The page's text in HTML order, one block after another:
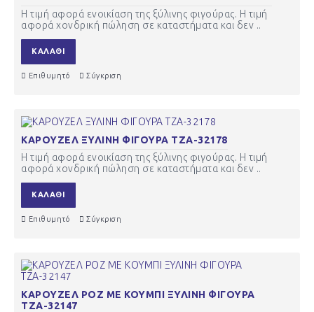
Η τιμή αφορά ενοικίαση της ξύλινης φιγούρας. Η τιμή
αφορά χονδρική πώληση σε καταστήματα και δεν ..
ΚΑΛΆΘΙ
Επιθυμητό Σύγκριση
ΚΑΡΟΥΖΕΛ ΞΥΛΙΝΗ ΦΙΓΟΥΡΑ ΤΖΑ-32178
Η τιμή αφορά ενοικίαση της ξύλινης φιγούρας. Η τιμή
αφορά χονδρική πώληση σε καταστήματα και δεν ..
ΚΑΛΆΘΙ
Επιθυμητό Σύγκριση
ΚΑΡΟΥΖΕΛ ΡΟΖ ΜΕ ΚΟΥΜΠΙ ΞΥΛΙΝΗ ΦΙΓΟΥΡΑ
ΤΖΑ-32147